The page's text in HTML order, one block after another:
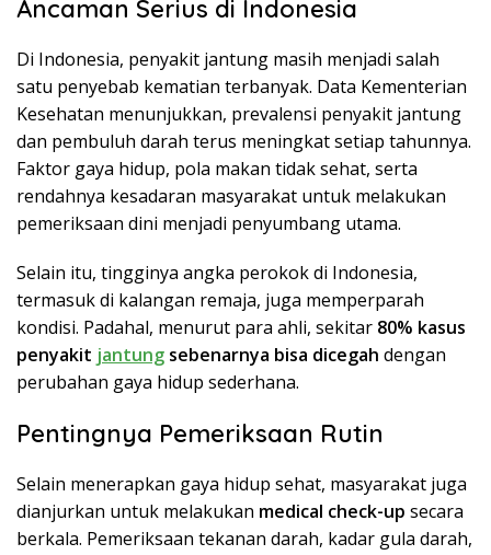
Ancaman Serius di Indonesia
Di Indonesia, penyakit jantung masih menjadi salah
satu penyebab kematian terbanyak. Data Kementerian
Kesehatan menunjukkan, prevalensi penyakit jantung
dan pembuluh darah terus meningkat setiap tahunnya.
Faktor gaya hidup, pola makan tidak sehat, serta
rendahnya kesadaran masyarakat untuk melakukan
pemeriksaan dini menjadi penyumbang utama.
Selain itu, tingginya angka perokok di Indonesia,
termasuk di kalangan remaja, juga memperparah
kondisi. Padahal, menurut para ahli, sekitar 80% kasus
penyakit jantung sebenarnya bisa dicegah dengan
perubahan gaya hidup sederhana.
Pentingnya Pemeriksaan Rutin
Selain menerapkan gaya hidup sehat, masyarakat juga
dianjurkan untuk melakukan medical check-up secara
berkala. Pemeriksaan tekanan darah, kadar gula darah,